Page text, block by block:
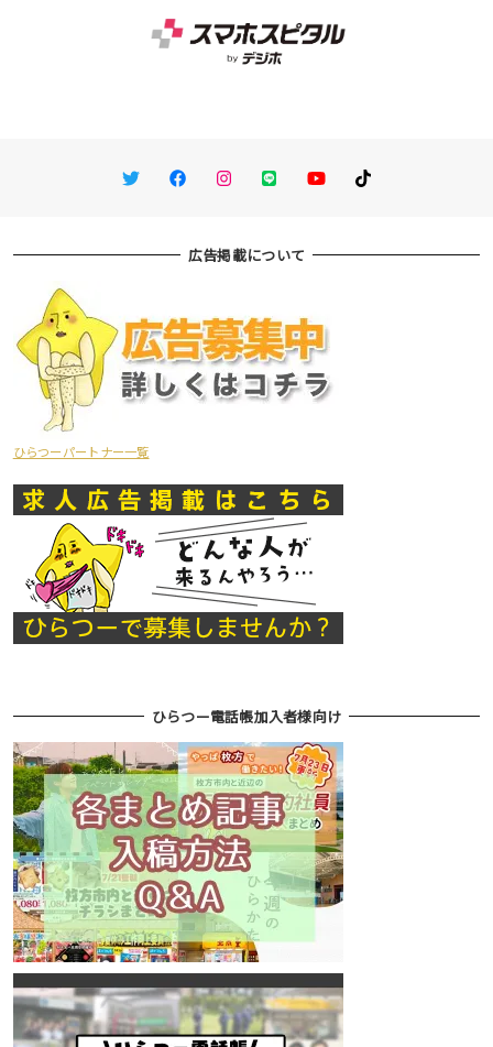
TwitterFacebookInstagram
LINE You TubeTikTok
広告掲載について
ひらつーパートナー一覧
ひらつー電話帳加入者様向け